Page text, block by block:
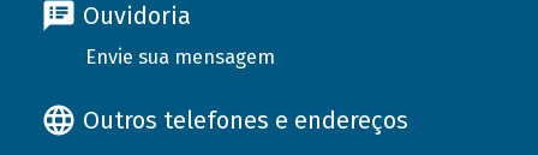
Ouvidoria
Envie sua mensagem
Outros telefones e endereços